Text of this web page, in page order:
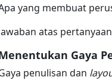
yang membuat
atas
Gaya
penulisan dan